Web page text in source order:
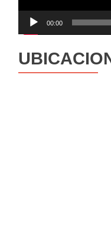
00:00